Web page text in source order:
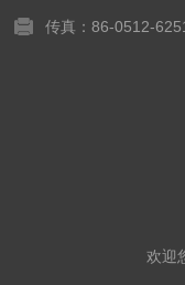
传真：86-0512-
欢迎